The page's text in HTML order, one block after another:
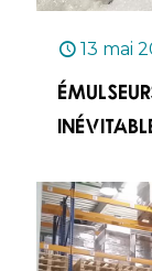
13 mai